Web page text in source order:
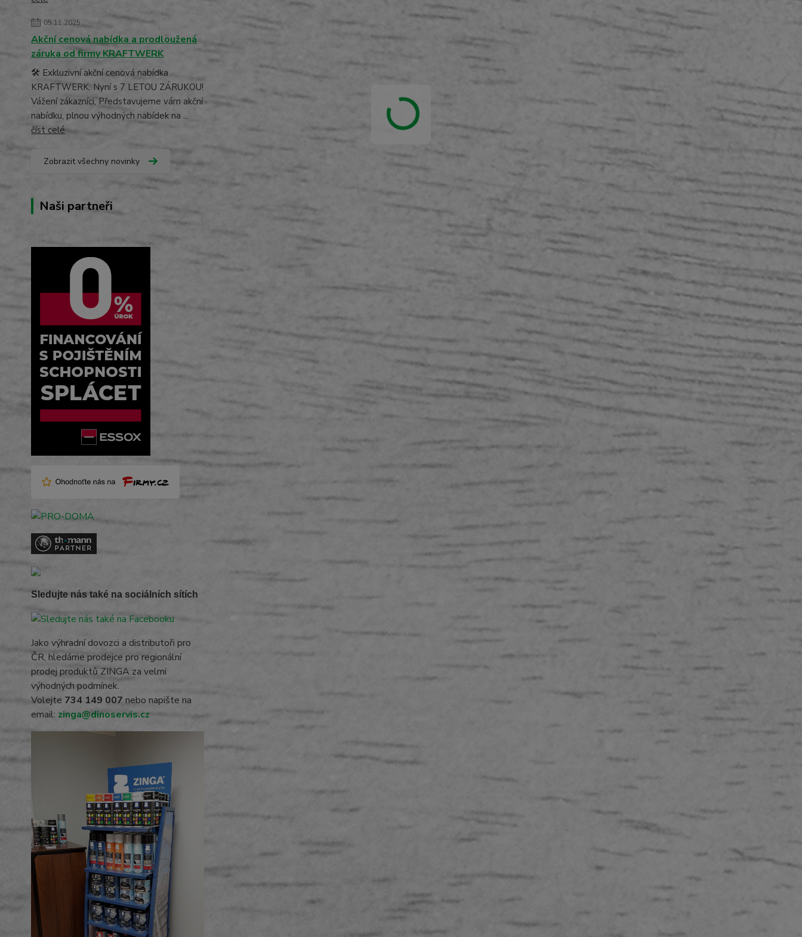
05.11.2025
Akční cenová nabídka a prodloužená
záruka od firmy KRAFTWERK
🛠️ Exkluzivní akční cenová nabídka
KRAFTWERK: Nyní s 7 LETOU ZÁRUKOU!
Vážení zákazníci, Představujeme vám akční
nabídku, plnou výhodných nabídek na ...
číst celé
Zobrazit všechny novinky
Naši partneři
Sledujte nás také na sociálních sítích
Jako výhradní dovozci a distributoři pro
ČR, hledáme prodejce pro regionální
prodej produktů ZINGA za velmi
výhodných podmínek.
Volejte 734 149 007 nebo napište na
email: zinga@dinoservis.cz